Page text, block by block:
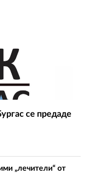
се предаде
„лечители“ от